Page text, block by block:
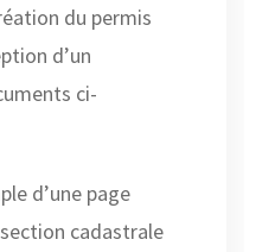
du permis
d’un
ci-
d’une page
cadastrale